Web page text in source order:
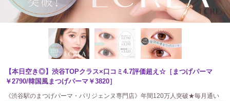
【本日空き◎】渋谷TOPクラス×口コミ4.7評価超え☆［まつげパーマ
￥2790/韓国風まつげパーマ￥3820］
《渋谷駅のまつげパーマ・パリジェンヌ専門店》年間120万人突破★毎月通い